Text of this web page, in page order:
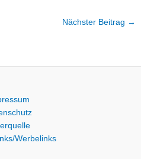
Nächster Beitrag →
Werbelinks